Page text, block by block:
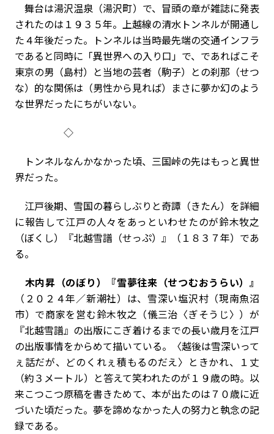
舞台は湯沢温泉（湯沢町）で、冒頭の章が雑誌に発表
されたのは１９３５年。上越線の清水トンネルが開通し
た４年後だった。トンネルは当時最先端の交通インフラ
であると同時に「異世界への入り口」で、であればこそ
東京の男（島村）と当地の芸者（駒子）との刹那（せつ
な）的な関係は（男性から見れば）まさに夢か幻のよう
な世界だったにちがいない。
◇
トンネルなんかなかった頃、三国峠の先はもっと異世
界だった。
江戸後期、雪国の暮らしぶりと奇譚（きたん）を詳細
に報告して江戸の人々をあっといわせたのが鈴木牧之
（ぼくし）『北越雪譜（せっぷ）』（１８３７年）であ
る。
木内昇（のぼり）『雪夢往来（せつむおうらい）』
（２０２４年／新潮社）は、雪深い塩沢村（現南魚沼
市）で商家を営む鈴木牧之（儀三治〈ぎそうじ〉）が
『北越雪譜』の出版にこぎ着けるまでの長い歳月を江戸
の出版事情をからめて描いている。〈越後は雪深いって
ぇ話だが、どのくれぇ積もるのだえ〉ときかれ、１丈
（約３メートル）と答えて笑われたのが１９歳の時。以
来こつこつ原稿を書きためて、本が出たのは７０歳に近
づいた頃だった。夢を諦めなかった人の努力と執念の記
録である。